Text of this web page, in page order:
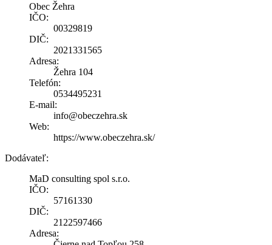
Obec Žehra
IČO:
00329819
DIČ:
2021331565
Adresa:
Žehra 104
Telefón:
0534495231
E-mail:
info@obeczehra.sk
Web:
https://www.obeczehra.sk/
Dodávateľ:
MaD consulting spol s.r.o.
IČO:
57161330
DIČ:
2122597466
Adresa: